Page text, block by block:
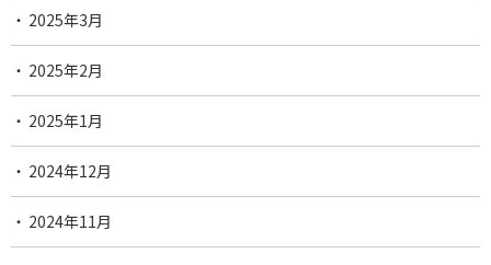
2025年3月
2025年2月
2025年1月
2024年12月
2024年11月